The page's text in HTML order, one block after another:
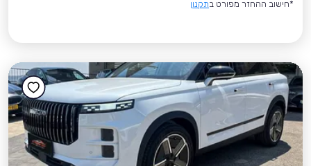
*חישוב ההחזר מפורט בתקנון